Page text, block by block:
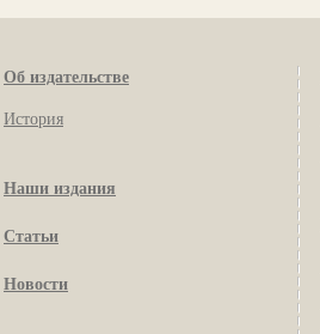
Об издательстве
История
Наши издания
Статьи
Новости